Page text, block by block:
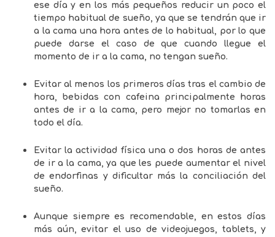
ese día y en los más pequeños reducir un poco el
tiempo habitual de sueño, ya que se tendrán que ir
a la cama una hora antes de lo habitual, por lo que
puede darse el caso de que cuando llegue el
momento de ir a la cama, no tengan sueño.
Evitar al menos los primeros días tras el cambio de
hora, bebidas con cafeina principalmente horas
antes de ir a la cama, pero mejor no tomarlas en
todo el día.
Evitar la actividad física una o dos horas de antes
de ir a la cama, ya que les puede aumentar el nivel
de endorfinas y dificultar más la conciliación del
sueño.
Aunque siempre es recomendable, en estos días
más aún, evitar el uso de videojuegos, tablets, y